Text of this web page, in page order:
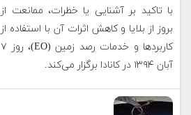
با تاکید بر آشنایی یا خطرات، ممانعت از
بروز از بلایا و کاهش اثرات آن با استفاده از
کاربردها و خدمات رصد زمین (EO)، روز ۷
آبان ۱۳۹۴ در کانادا برگزار می‌کند.